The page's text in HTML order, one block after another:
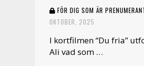
FÖR DIG SOM ÄR
OKTOBER, 2025
I kortfilmen “Du fria”
Ali vad som …